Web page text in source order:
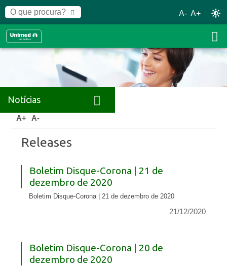
A- A+
Notícias
Home Notícias
A+ A-
Releases
Boletim Disque-Corona | 21 de
dezembro de 2020
Boletim Disque-Corona | 21 de dezembro de 2020
21/12/2020
Boletim Disque-Corona | 20 de
dezembro de 2020